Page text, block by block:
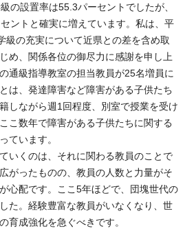
の設置率は55.3パーセントでしたが、
ントと確実に増えています。私は、平
級の充実について近県との差を含め取
め、関係各位の御尽力に感謝を申し上
通級指導教室の担当教員が25名増員に
は、発達障害など障害がある子供たち
しながら週1回程度、別室で授業を受け
こ数年で障害がある子供たちに関する
ています。
いくのは、それに関わる教員のことで
がったものの、教員の人数と力量がそ
心配です。ここ5年ほどで、団塊世代の
た。経験豊富な教員がいなくなり、世
育成強化を急ぐべきです。